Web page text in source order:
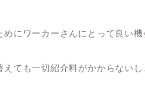
にワーカーさんにとって良い
ても一切紹介料がかからない